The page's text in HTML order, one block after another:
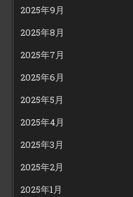
2025年9月
2025年8月
2025年7月
2025年6月
2025年5月
2025年4月
2025年3月
2025年2月
2025年1月